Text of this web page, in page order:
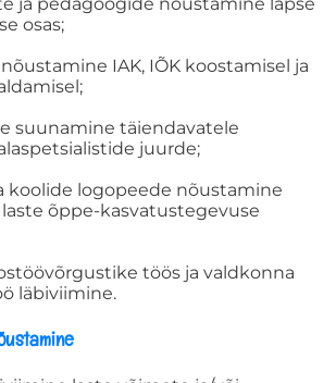
PÕHIMÄÄRUS
KODUKORD
TÖÖTASUJUHEND
AVALIK TEAVE
Lisa info
osas;
IAK, IÕK koostamisel ja
suunamine täiendavatele
juurde;
koolide logopeede nõustamine
õppe-kasvatustegevuse
töös ja valdkonna
läbiviimine.